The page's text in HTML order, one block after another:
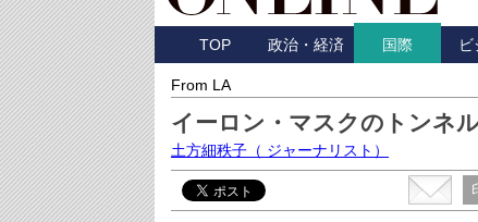
TOP 政治・経済 国際 ビ
From LA
イーロン・マスクのトンネ
土方細秩子 （ ジャーナリスト）